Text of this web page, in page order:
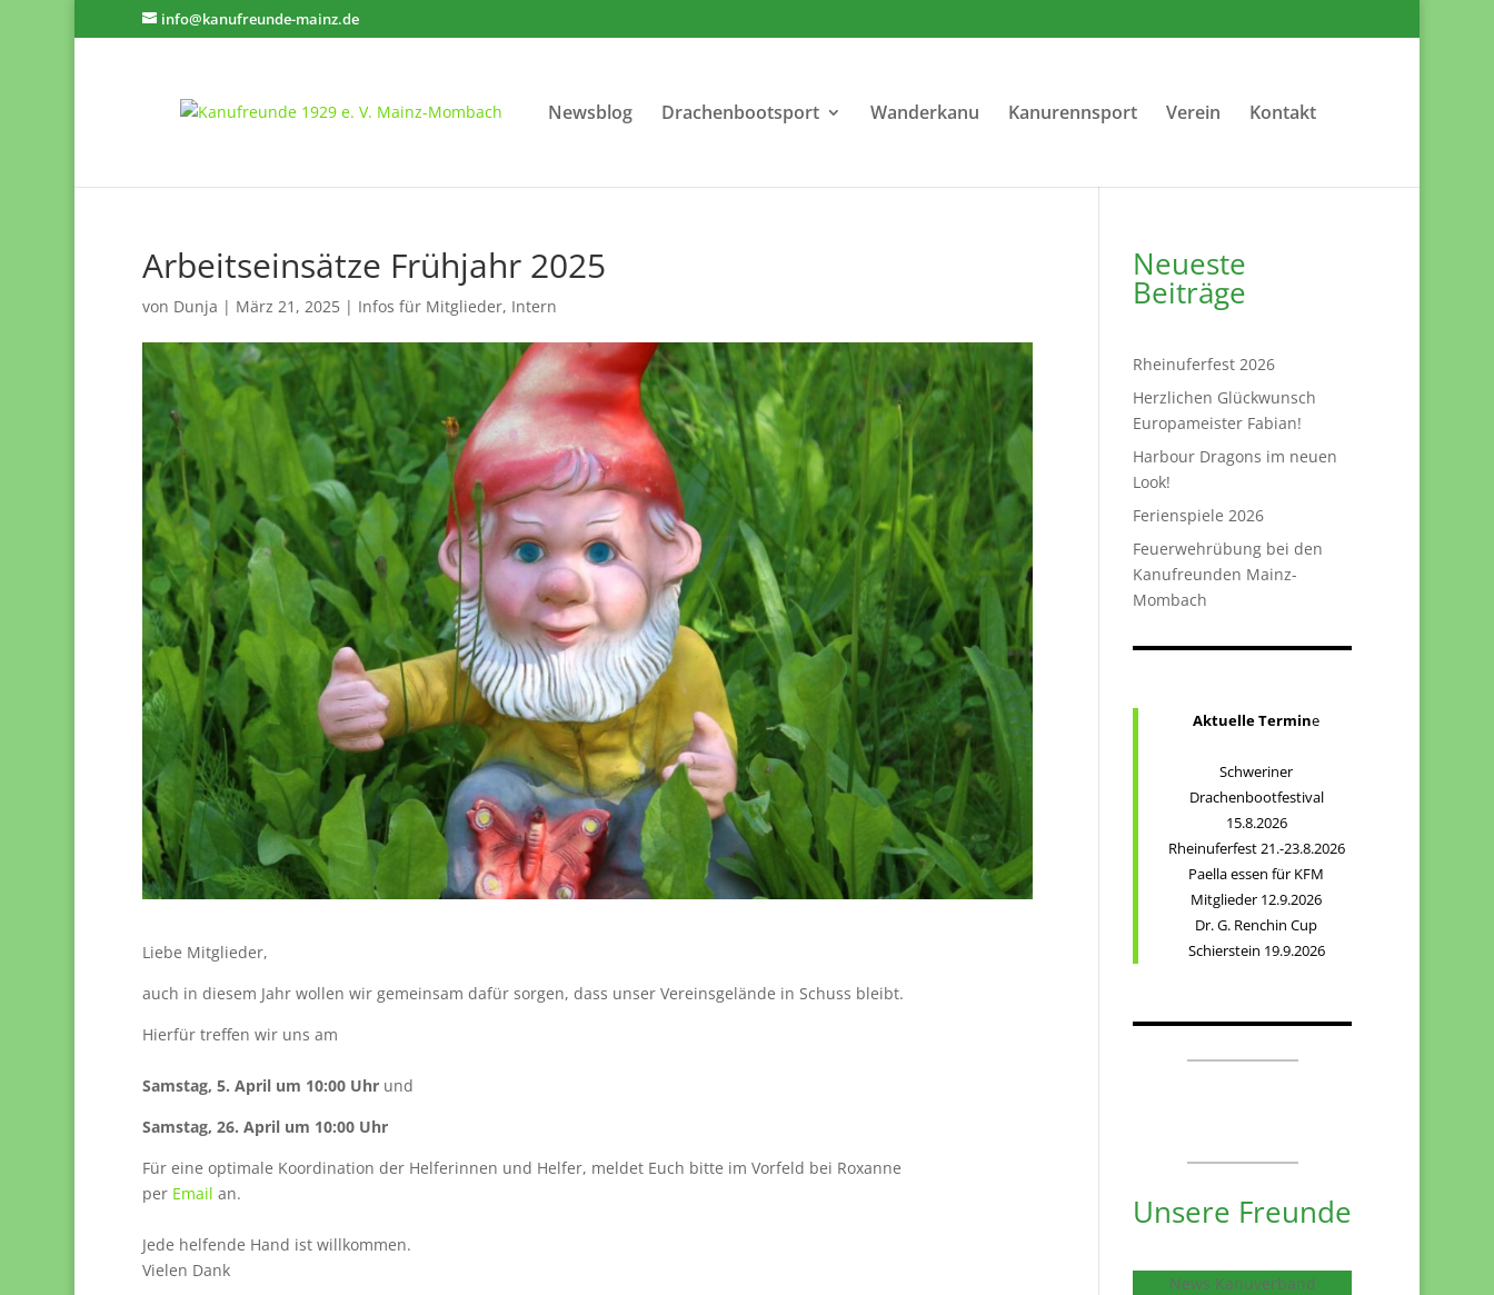
info@kanufreunde-mainz.de
Newsblog Drachenbootsport Wanderkanu Kanurennsport Verein Kontakt
Arbeitseinsätze Frühjahr 2025
von Dunja | März 21, 2025| Infos für Mitglieder, Intern
Liebe Mitglieder,
auch in diesem Jahr wollen wir gemeinsam dafür sorgen, dass unser Vereinsgelände in Schuss bleibt.
Hierfür treffen wir uns am
Samstag, 5. April um 10:00 Uhrund
Samstag, 26. April um 10:00 Uhr
Für eine optimale Koordination der Helferinnen und Helfer, meldet Euch bitte im Vorfeld bei Roxanne
per Email an.
Jede helfende Hand ist willkommen.
Vielen Dank
Neueste
Beiträge
Rheinuferfest 2026
Herzlichen Glückwunsch
Europameister Fabian!
Harbour Dragons im neuen
Look!
Ferienspiele 2026
Feuerwehrübung bei den
Kanufreunden Mainz-
Mombach
Aktuelle Termine
Schweriner
Drachenbootfestival
15.8.2026
Rheinuferfest 21.-23.8.2026
Paella essen für KFM
Mitglieder 12.9.2026
Dr. G. Renchin Cup
Schierstein 19.9.2026
Unsere Freunde
News Kanuverband